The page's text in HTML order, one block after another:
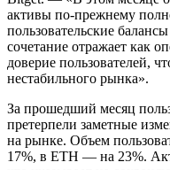
активы по-прежнему
пользовательские
сочетание отражает как
доверие пользователей,
нестабильного рынка».
За прошедший месяц
претерпели заметные
на рынке. Объем
17%, в ETH — на 23%.